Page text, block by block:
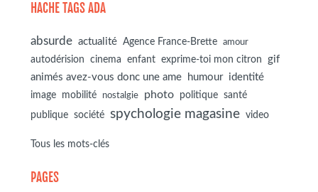
HACHE TAGS ADA
absurde actualité Agence France-Brette amour
autodérision cinema enfant exprime-toi mon citron
gif
animés avez-vous donc une ame
humour identité
image mobilité nostalgie photo politique
santé
publique
société spychologie magasine video
Tous les mots-clés
PAGES